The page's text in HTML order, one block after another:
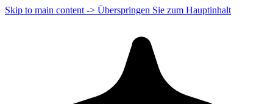
Skip to main content -> Überspringen Sie zum Hauptinhalt